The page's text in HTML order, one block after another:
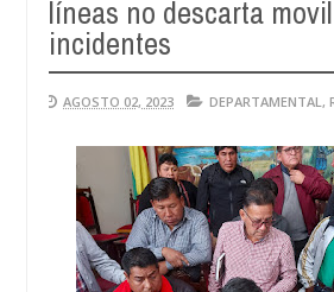
líneas no descarta
incidentes
AGOSTO 02, 2023 DEPARTAMENTAL ,